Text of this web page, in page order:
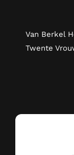
Van Berkel
Twente